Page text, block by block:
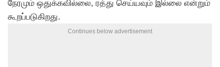
நேரமும் ஒதுக்கவில்லை, ரத்து செய்யவும் இல்லை என்றும்
கூறப்படுகிறது.
Continues below advertisement